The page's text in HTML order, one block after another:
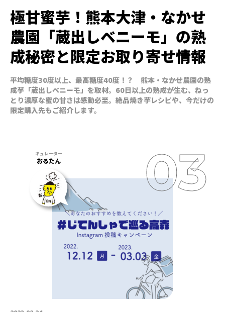
極甘蜜芋！熊本大津・なかせ
農園「蔵出しベニーモ」の熟
成秘密と限定お取り寄せ情報
平均糖度30度以上、最高糖度40度！？ 熊本・なかせ農園の熟
成芋「蔵出しベニーモ」を取材。60日以上の熟成が生む、ねっ
とり濃厚な蜜の甘さは感動必至。絶品焼き芋レシピや、今だけの
限定購入先もご紹介します。
おるたん